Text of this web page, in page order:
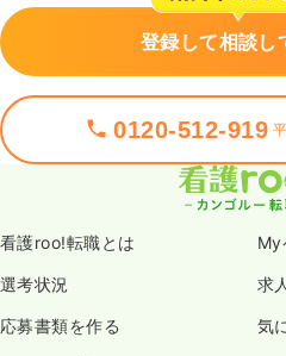
登録して相談し
0120-512-919
看護roo!転職とは My
選考状況 求
応募書類を作る 気